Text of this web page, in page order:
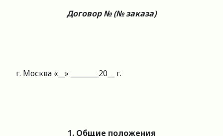
Договор № (№ заказа)
г. Москва «__» ________20__ г.
1. Общие положения